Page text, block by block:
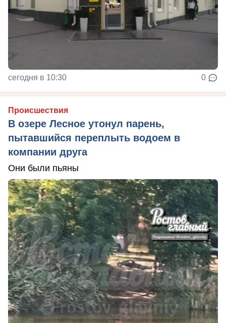
сегодня в 10:30 0
Происшествия
В озере Лесное утонул парень,
пытавшийся переплыть водоем в
компании друга
Они были пьяны